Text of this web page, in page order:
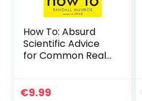
How To: Absurd
Scientific Advice
for Common Real-
Munroe of xkcd
€9.99